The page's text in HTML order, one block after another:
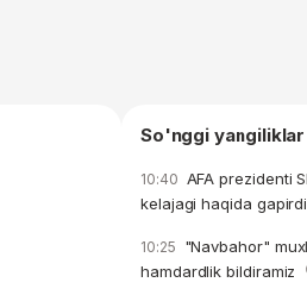
So'nggi yangiliklar
10:40 AFA prezidenti
kelajagi haqida gapirdi
10:25 "Navbahor"
hamdardlik bildiramiz